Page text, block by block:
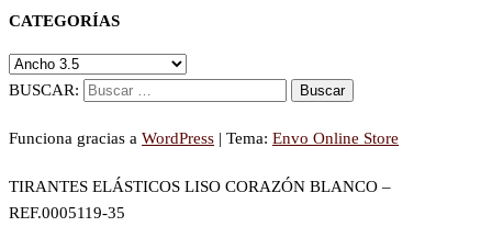
CATEGORÍAS
BUSCAR:
Funciona gracias a WordPress | Tema: Envo Online Store
TIRANTES ELÁSTICOS LISO CORAZÓN BLANCO –
REF.0005119-35